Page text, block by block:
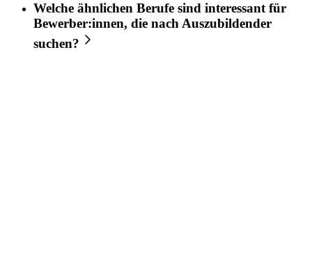
Welche ähnlichen Berufe sind interessant für
Bewerber:innen, die nachAuszubildender
suchen?